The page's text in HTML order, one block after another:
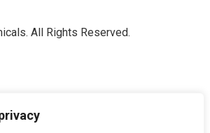
All Rights Reserved.